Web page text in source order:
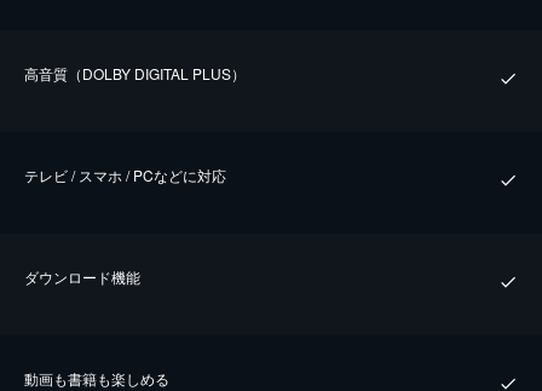
⾼⾳質（DOLBY DIGITAL PLUS）
テレビ / スマホ / PCなどに対応
ダウンロード機能
動画も書籍も楽しめる